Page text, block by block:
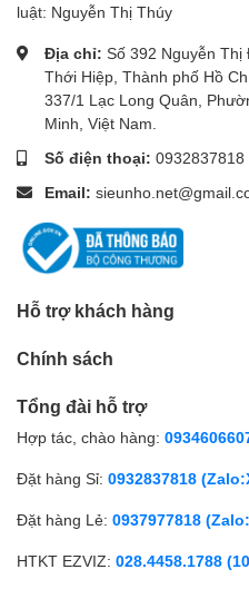
luật: Nguyễn Thị Thúy
Địa chỉ: Số 392 Nguyễn
Thới Hiệp, Thành phố Hồ
337/1 Lạc Long Quân,
Minh, Việt Nam.
Số điện thoại: 0932837818
Email:
Hỗ trợ khách hàng
Chính sách
Tổng đài hỗ trợ
Hợp tác, chào hàng:
Đặt hàng Sỉ: 0932837818
Đặt hàng Lẻ: 0937977818
HTKT EZVIZ: 028.4458.1788